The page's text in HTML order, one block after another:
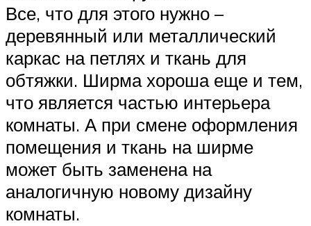
Все, что для этого нужно –
деревянный или металлический
каркас на петлях и ткань для
обтяжки. Ширма хороша еще и тем,
что является частью интерьера
комнаты. А при смене оформления
помещения и ткань на ширме
может быть заменена на
аналогичную новому дизайну
комнаты.